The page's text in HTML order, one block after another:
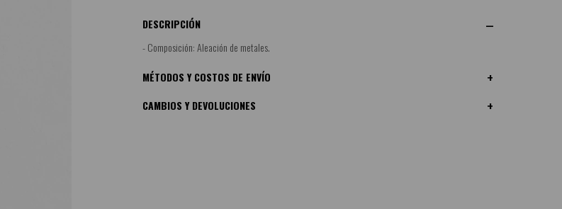
DESCRIPCIÓN
- Composición: Aleación de metales.
MÉTODOS Y COSTOS DE ENVÍO
CAMBIOS Y DEVOLUCIONES